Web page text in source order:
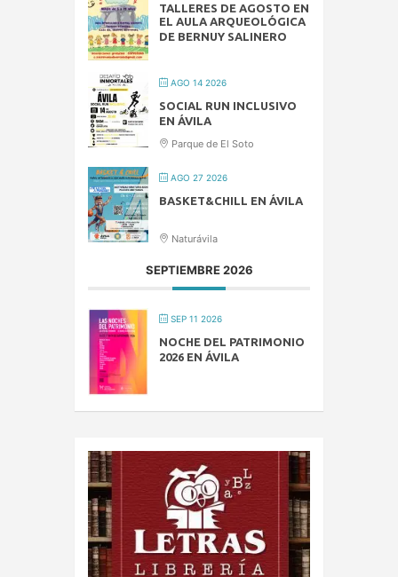
TALLERES DE AGOSTO EN
EL AULA ARQUEOLÓGICA
DE BERNUY SALINERO
AGO 14 2026
SOCIAL RUN INCLUSIVO
EN ÁVILA
Parque de El Soto
AGO 27 2026
BASKET&CHILL EN ÁVILA
Naturávila
SEPTIEMBRE 2026
SEP 11 2026
NOCHE DEL PATRIMONIO
2026 EN ÁVILA